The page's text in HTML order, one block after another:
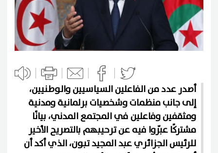
أصدر عدد من الفاعلين السياسيين والوطنيين،
إلى جانب منظمات وشخصيات برلمانية ومدنية
ومثقفين وفاعلين في المجتمع المدني، بيانًا
مشتركًا عبّروا فيه عن ترحيبهم بالتصريح الأخير
للرئيس الجزائري عبد المجيد تبون، الذي أكد أن